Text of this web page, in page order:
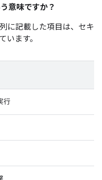
意味ですか？
列に記載した項目は、セキ
います。
行